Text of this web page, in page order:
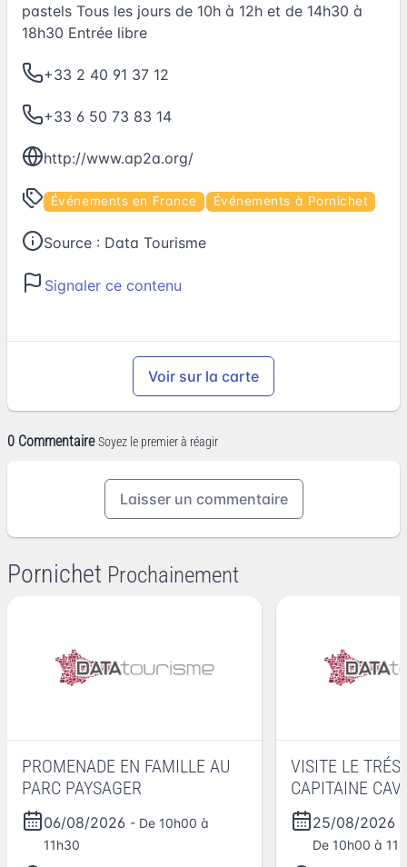
pastels Tous les jours de 10h à 12h et de 14h30 à
18h30 Entrée libre
+33 2 40 91 37 12
+33 6 50 73 83 14
http://www.ap2a.org/
Événements en France Événements à Pornichet
Source : Data Tourisme
Signaler ce contenu
Voir sur la carte
0 Commentaire Soyez le premier à réagir
Laisser un commentaire
Pornichet Prochainement
PROMENADE EN FAMILLE AU
PARC PAYSAGER
06/08/2026 - De 10h00 à
11h30
VISITE LE
CAPITAINE
25/08/2026
De 10h00 à